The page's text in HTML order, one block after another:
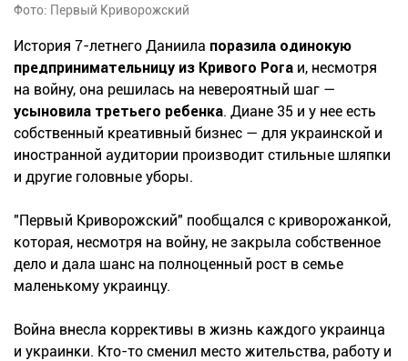
Фото: Первый Криворожский
История 7-летнего Даниила поразила одинокую
предпринимательницу из Кривого Рога и, несмотря
на войну, она решилась на невероятный шаг —
усыновила третьего ребенка. Диане 35 и у нее есть
собственный креативный бизнес — для украинской и
иностранной аудитории производит стильные шляпки
и другие головные уборы.
"Первый Криворожский" пообщался с криворожанкой,
которая, несмотря на войну, не закрыла собственное
дело и дала шанс на полноценный рост в семье
маленькому украинцу.
Война внесла коррективы в жизнь каждого украинца
и украинки. Кто-то сменил место жительства, работу и